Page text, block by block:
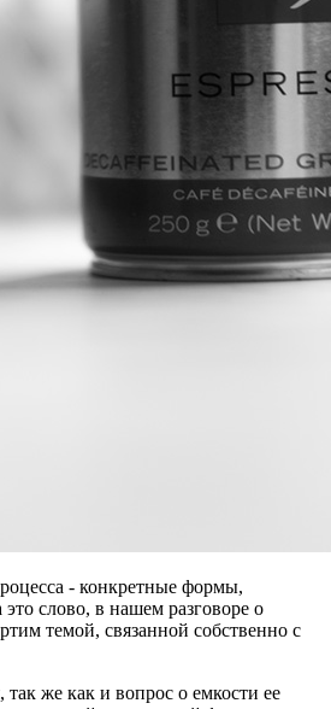
- конкретные формы,
слово, в нашем разговоре о
темой, связанной собственно с
же как и вопрос о емкости ее